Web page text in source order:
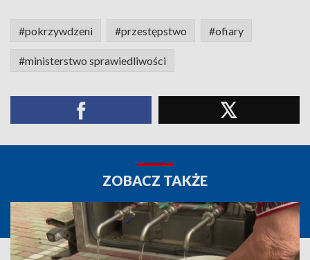
#pokrzywdzeni #przestępstwo #ofiary
#ministerstwo sprawiedliwości
ZOBACZ TAKŻE